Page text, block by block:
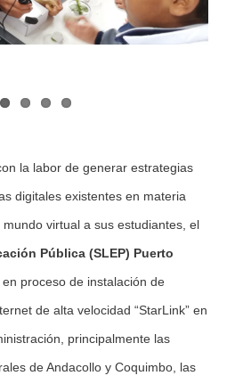
la labor de generar estrategias
digitales existentes en materia
virtual a sus estudiantes, el
Pública (SLEP) Puerto
proceso de instalación de
de alta velocidad “StarLink” en
principalmente las
de Andacollo y Coquimbo, las